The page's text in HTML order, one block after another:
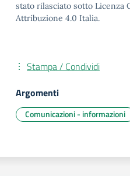
stato rilasciato sotto Licenza
Attribuzione 4.0 Italia.
Stampa / Condividi
Argomenti
Comunicazioni - informazioni